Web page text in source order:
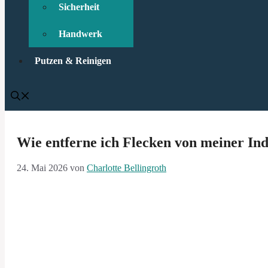
Sicherheit
Handwerk
Putzen & Reinigen
Wie entferne ich Flecken von meiner
24. Mai 2026 von Charlotte Bellingroth